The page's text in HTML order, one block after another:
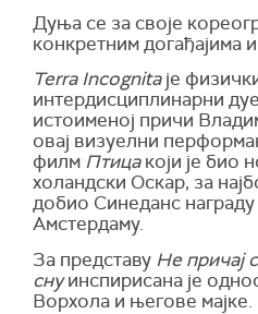
Дуња се за своје
конкретним догађајима
Terra Incognitaје
интердисциплинарни
истоименој причи
овај визуелни
филм Птицакоји је био
холандски Оскар, за
добио Синеданс
Амстердаму.
За представу Не причај
снуинспирисана је
Ворхола и његове мајке.